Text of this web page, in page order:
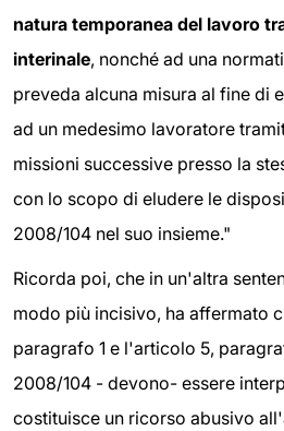
natura temporanea del lavoro
interinale, nonché ad una
preveda alcuna misura al fine di
ad un medesimo lavoratore
missioni successive presso la
con lo scopo di eludere le
2008/104 nel suo insieme."
Ricorda poi, che in un'altra
modo più incisivo, ha affermato
paragrafo 1 e l'articolo 5,
2008/104 - devono- essere
costituisce un ricorso abusivo